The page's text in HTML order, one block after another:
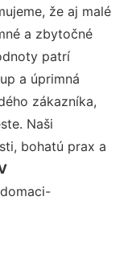
že aj malé
a zbytočné
patrí
a úprimná
zákazníka,
Naši
bohatú prax a